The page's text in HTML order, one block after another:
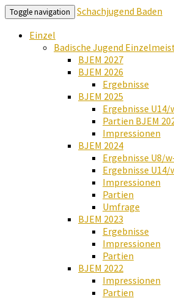
Toggle navigation
Schachjugend Baden
Einzel
Badische Jugend
BJEM 2027
BJEM 2026
Ergebnisse
BJEM 2025
Ergebnisse
Partien BJEM
Impressionen
BJEM 2024
Ergebnisse U8/
Ergebnisse
Impressionen
Partien
Umfrage
BJEM 2023
Ergebnisse
Impressionen
Partien
BJEM 2022
Impressionen
Partien